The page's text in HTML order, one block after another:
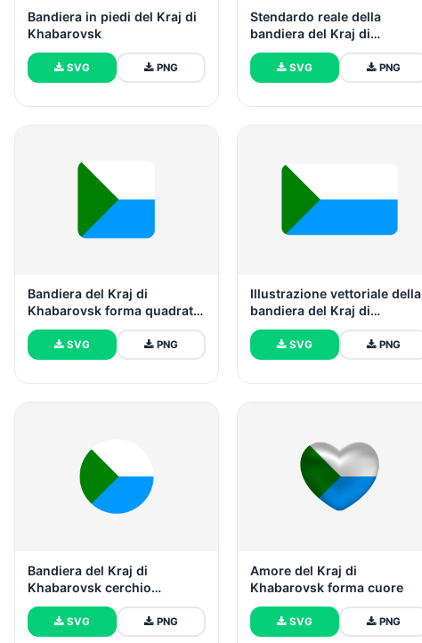
Bandiera in piedi del Kraj di
Khabarovsk
SVG PNG
Stendardo reale della
bandiera del Kraj di
Khabarovsk
SVG PNG
Bandiera del Kraj di
Khabarovsk forma quadrata
arrotondata
SVG PNG
Illustrazione vettoriale della
bandiera del Kraj di
Khabarovsk forma
rettangolo arrotondato
SVG PNG
Bandiera del Kraj di
Khabarovsk cerchio
vettoriale gratuito
SVG PNG
Amore del Kraj di
Khabarovsk forma cuore
SVG PNG